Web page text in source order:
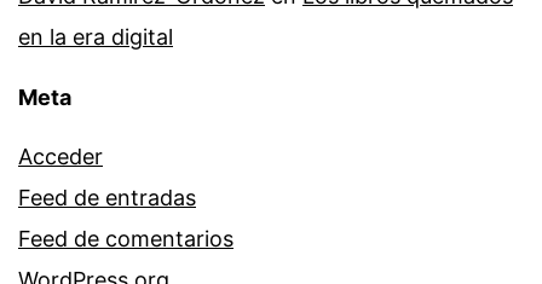
en la era digital
Meta
Acceder
Feed de entradas
Feed de comentarios